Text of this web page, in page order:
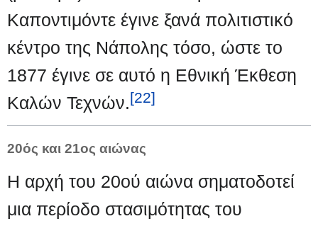
Καποντιμόντε έγινε ξανά πολιτιστικό
κέντρο της Νάπολης τόσο, ώστε το
1877 έγινε σε αυτό η Εθνική Έκθεση
Καλών Τεχνών.[22]
20ός και 21ος αιώνας
Η αρχή του 20ού αιώνα σηματοδοτεί
μια περίοδο στασιμότητας του